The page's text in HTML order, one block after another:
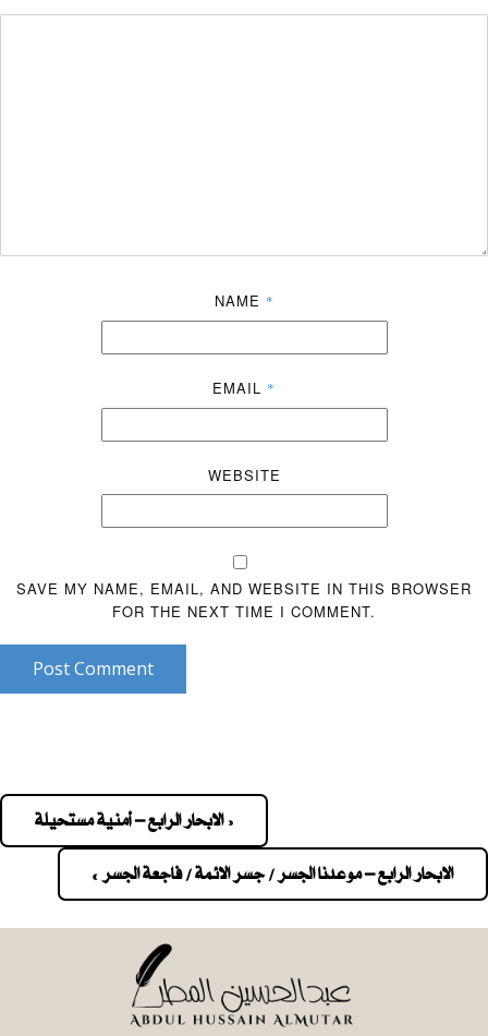
NAME *
EMAIL *
WEBSITE
SAVE MY NAME, EMAIL, AND WEBSITE IN THIS BROWSER
FOR THE NEXT TIME I COMMENT.
Post Comment
navigation
« الابحار الرابع – أمنية مستحيلة
الابحار الرابع – موعدنا الجسر / جسر الائمة / فاجعة الجسر »